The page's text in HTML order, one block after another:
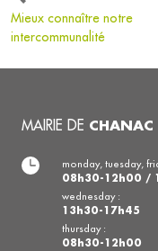
Mieux connaître notre
intercommunalité
MAIRIE DE CHANAC
monday, tuesday,
08h30-12h00 /
wednesday :
13h30-17h45
thursday :
08h30-12h00